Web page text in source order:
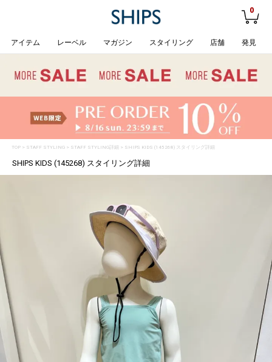
0
アイテム レーベル マガジン スタイリング 店舗 発見
TOP> STAFF STYLING> STAFF STYLING詳細 > SHIPS KIDS (145268) スタイリング詳細
SHIPS KIDS (145268) スタイリング詳細